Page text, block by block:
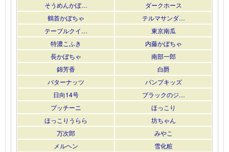
そうめんかぼ…
ダークホース
鶴首かぼちゃ
テルマサンダ…
テーブルクイ…
東京南瓜
特濃こふき
内藤かぼちゃ
長かぼちゃ
南部一郎
錦芳香
白爵
バターナッツ
パンプキッズ
日向14号
ブラックのジ…
プッチーニ
ほっこり
ほっこりうらら
坊ちゃん
万次郎
みやこ
メルヘン
雪化粧